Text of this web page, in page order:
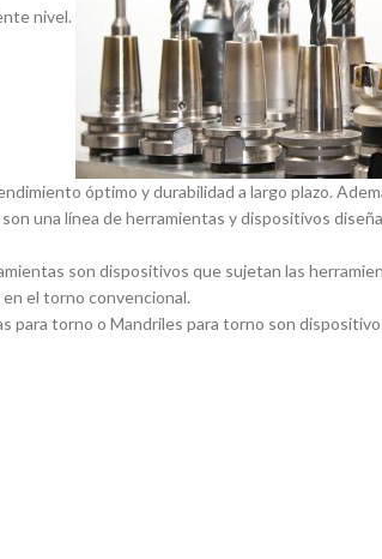
nivel.
óptimo y durabilidad a largo plazo.
una lí­nea de herramientas y dispositivos
son dispositivos que sujetan las
el torno convencional.
para torno o Mandriles para torno son